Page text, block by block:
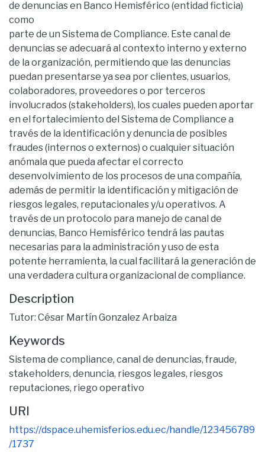
de denuncias en Banco Hemisférico (entidad ficticia)
como
parte de un Sistema de Compliance. Este canal de
denuncias se adecuará al contexto interno y externo
de la organización, permitiendo que las denuncias
puedan presentarse ya sea por clientes, usuarios,
colaboradores, proveedores o por terceros
involucrados (stakeholders), los cuales pueden aportar
en el fortalecimiento del Sistema de Compliance a
través de la identificación y denuncia de posibles
fraudes (internos o externos) o cualquier situación
anómala que pueda afectar el correcto
desenvolvimiento de los procesos de una compañía,
además de permitir la identificación y mitigación de
riesgos legales, reputacionales y/u operativos. A
través de un protocolo para manejo de canal de
denuncias, Banco Hemisférico tendrá las pautas
necesarias para la administración y uso de esta
potente herramienta, la cual facilitará la generación de
una verdadera cultura organizacional de compliance.
Description
Tutor: César Martín Gonzalez Arbaiza
Keywords
Sistema de compliance, canal de denuncias, fraude,
stakeholders, denuncia, riesgos legales, riesgos
reputaciones, riego operativo
URI
https://dspace.uhemisferios.edu.ec/handle/123456789
/1737